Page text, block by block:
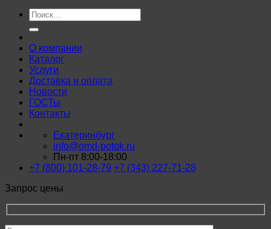
Искать:
О компании
Каталог
Услуги
Доставка и оплата
Новости
ГОСТы
Контакты
Екатеринбург
info@omd-potok.ru
Пн-пт 8:00-18:00
+7 (800) 101-28-79 +7 (343) 227-71-28
Запрос цены